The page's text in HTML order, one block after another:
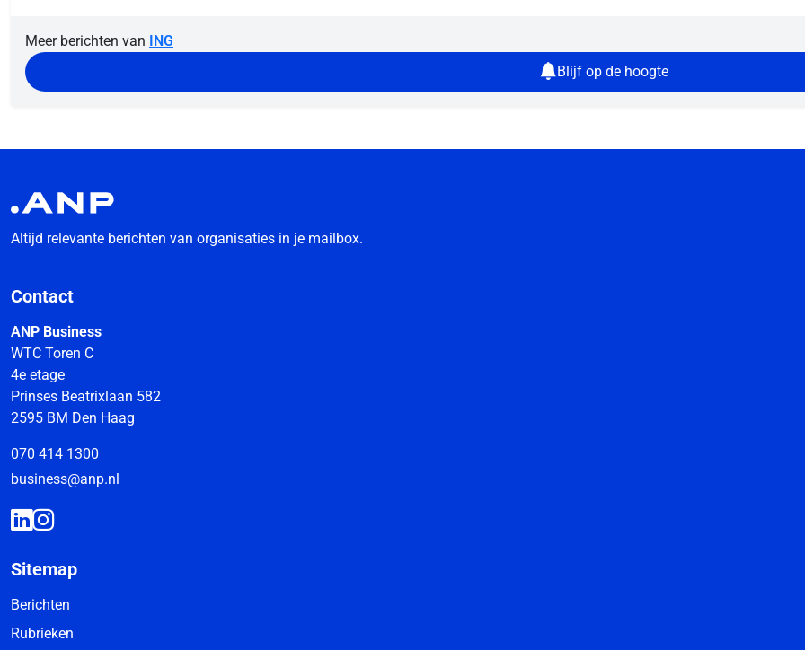
Meer berichten van ING
Blijf op de hoogte
Altijd relevante berichten van organisaties in je mailbox.
Contact
ANP Business
WTC Toren C
4e etage
Prinses Beatrixlaan 582
2595 BM Den Haag
070 414 1300
business@anp.nl
Sitemap
Berichten
Rubrieken